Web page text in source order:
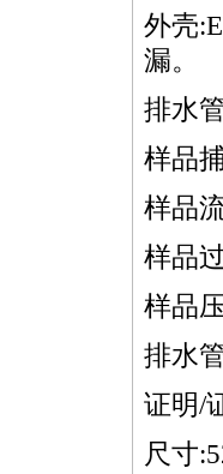
外壳
漏。
排水
样品
样品
样品
样品
排水
证明/
尺寸